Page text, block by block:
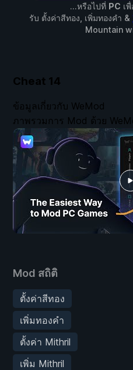
...หรือไปที่ PC เ
รับ ตั้งค่าสีทอง, เพิ่มทองคำ &
Mountain
Cheat 14
Mod สถิติ
ตั้งค่าสีทอง
เพิ่มทองคำ
ตั้งค่า Mithril
เพิ่ม Mithril
ข้อมูลเกี่ยวกับ WeMod
ภาพรวมการ Mod ด้วย